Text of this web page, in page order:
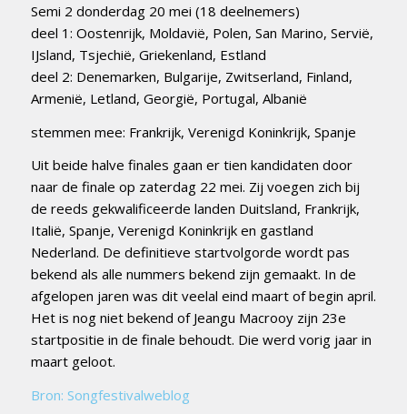
Semi 2 donderdag 20 mei (18 deelnemers)
deel 1: Oostenrijk, Moldavië, Polen, San Marino, Servië,
IJsland, Tsjechië, Griekenland, Estland
deel 2: Denemarken, Bulgarije, Zwitserland, Finland,
Armenië, Letland, Georgië, Portugal, Albanië
stemmen mee: Frankrijk, Verenigd Koninkrijk, Spanje
Uit beide halve finales gaan er tien kandidaten door
naar de finale op zaterdag 22 mei. Zij voegen zich bij
de reeds gekwalificeerde landen Duitsland, Frankrijk,
Italië, Spanje, Verenigd Koninkrijk en gastland
Nederland. De definitieve startvolgorde wordt pas
bekend als alle nummers bekend zijn gemaakt. In de
afgelopen jaren was dit veelal eind maart of begin april.
Het is nog niet bekend of Jeangu Macrooy zijn 23e
startpositie in de finale behoudt. Die werd vorig jaar in
maart geloot.
Bron: Songfestivalweblog